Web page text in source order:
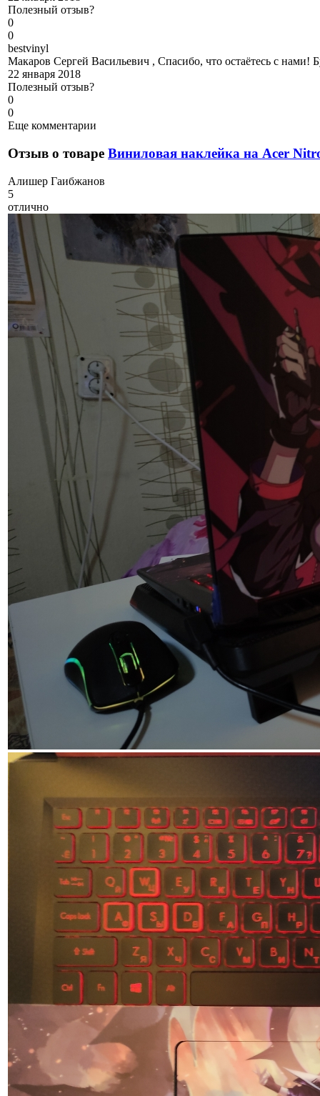
Полезный отзыв?
0
0
bestvinyl
Макаров Сергей Васильевич , Спасибо, что остаётесь с
22 января 2018
Полезный отзыв?
0
0
Еще комментарии
Отзыв о товаре Виниловая наклейка на Acer
Алишер Гаибжанов
5
отлично